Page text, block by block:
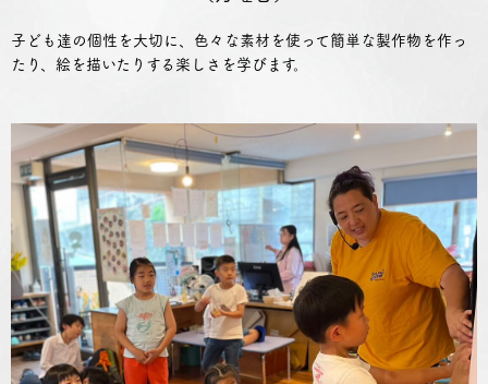
子ども達の個性を大切に、色々な素材を使って簡単な製作物を作っ
たり、絵を描いたりする楽しさを学びます。